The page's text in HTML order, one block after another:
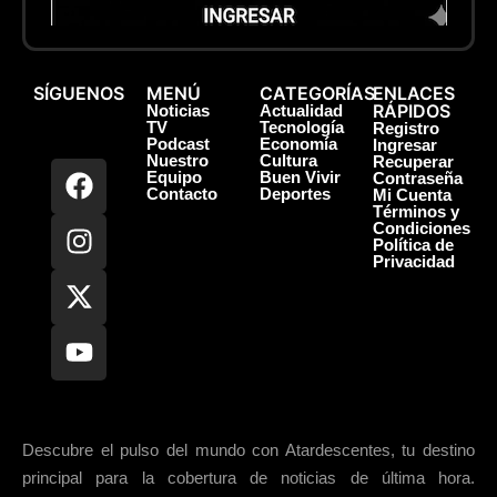
SÍGUENOS MENÚ
Noticias
TV
Podcast
Nuestro
Equipo
Contacto
CATEGORÍAS
Actualidad
Tecnología
Economía
Cultura
Buen Vivir
Deportes
ENLACES
RÁPIDOS
Registro
Ingresar
Recuperar
Contraseña
Mi Cuenta
Términos y
Condiciones
Política de
Privacidad
Descubre el pulso del mundo con Atardescentes, tu destino
principal para la cobertura de noticias de última hora.